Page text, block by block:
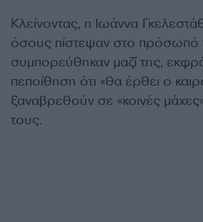
Κλείνοντας, η Ιωάννα
όσους πίστεψαν στο πρόσωπό
συμπορεύθηκαν μαζί της,
πεποίθηση ότι «θα έρθει ο
ξαναβρεθούν σε «κοινές μάχες»
τους.